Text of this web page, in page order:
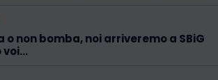
o non bomba, noi arriveremo a SBiG
voi…